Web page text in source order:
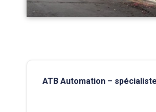
ATB Automation –